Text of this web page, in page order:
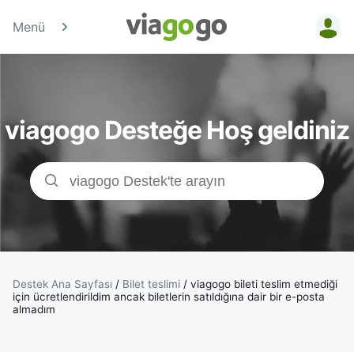
Menü
Biletler
Konser,
Spor
&amp;
Tiyatro
Biletleri
viagogo Desteğe Hoş geldiniz
Destek Ana Sayfası / Bilet teslimi / viagogo bileti teslim etmediği
için ücretlendirildim ancak biletlerin satıldığına dair bir e-posta
almadım